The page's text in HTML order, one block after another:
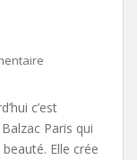
c’est
Paris qui
Elle crée